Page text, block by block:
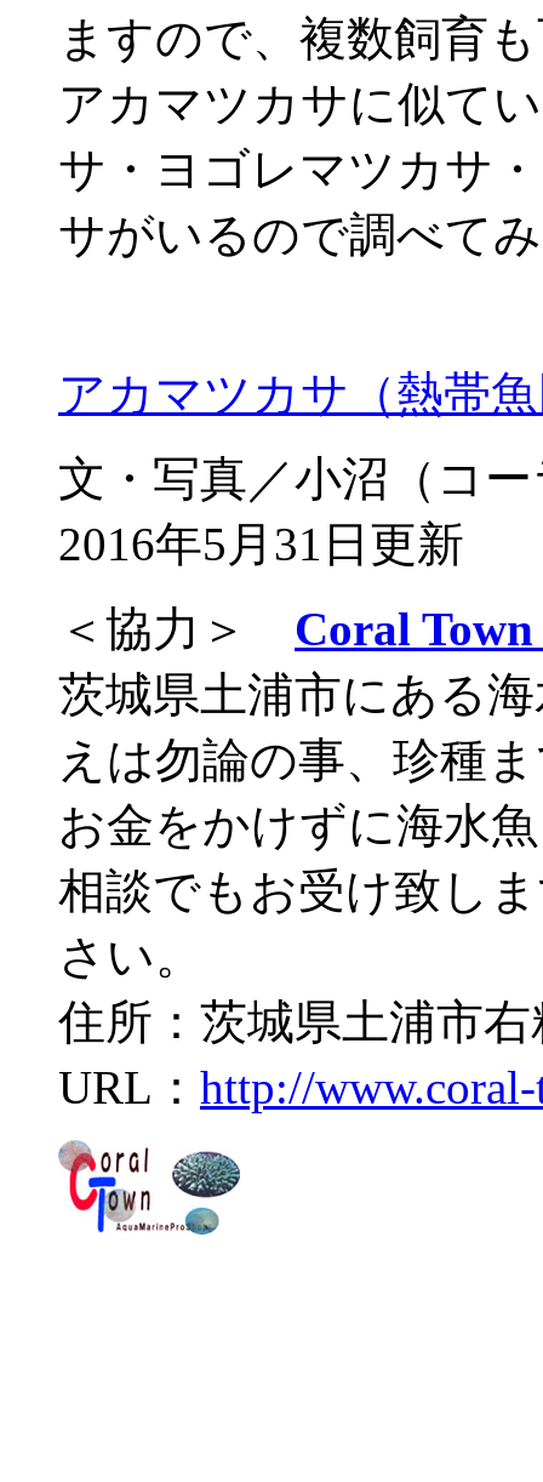
ますので、複数飼育
アカマツカサに似て
サ・ヨゴレマツカサ
サがいるので調べて
アカマツカサ（熱帯
文・写真／小沼（コ
2016年5月31日更新
＜協力＞ Coral
茨城県土浦市にある
えは勿論の事、珍種
お金をかけずに海水
相談でもお受け致し
さい。
住所：茨城県土浦市右
URL： http://